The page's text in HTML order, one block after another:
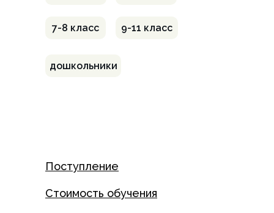
дошкольники
9-11 класс
7-8 класс
Поступление
Стоимость обучения